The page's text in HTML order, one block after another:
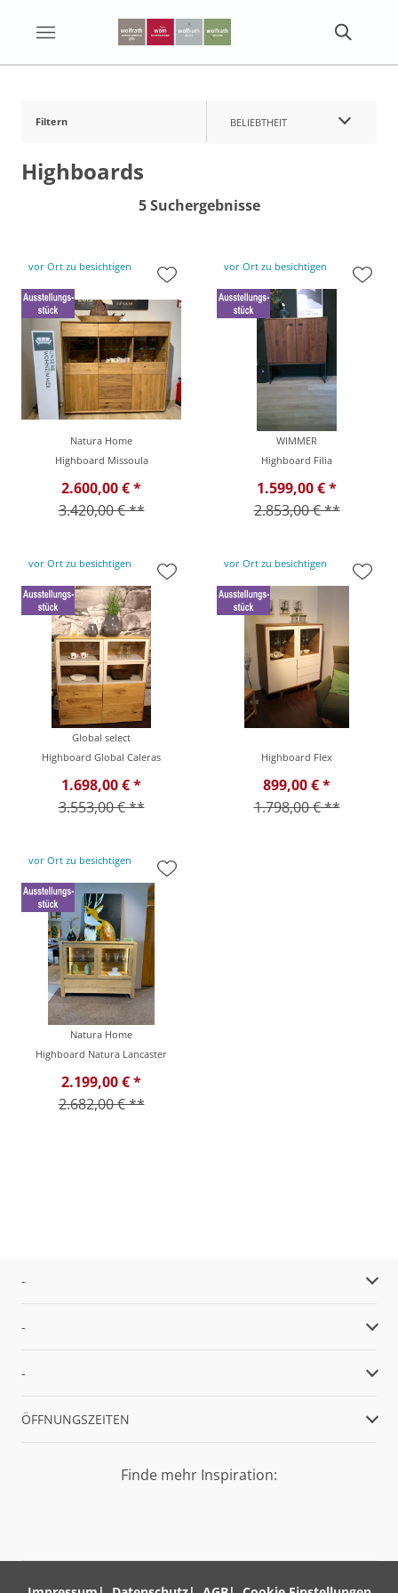
Filtern BELIEBTHEIT
Highboards
5 Suchergebnisse
vor Ort zu besichtigen
Natura Home
Highboard Missoula
2.600,00 € *
3.420,00 € **
vor Ort zu besichtigen
WIMMER
Highboard Filia
1.599,00 € *
2.853,00 € **
vor Ort zu besichtigen
Global select
Highboard Global Caleras
1.698,00 € *
3.553,00 € **
vor Ort zu besichtigen
Highboard Flex
899,00 € *
1.798,00 € **
vor Ort zu besichtigen
Natura Home
Highboard Natura Lancaster
2.199,00 € *
2.682,00 € **
-
-
-
ÖFFNUNGSZEITEN
Finde mehr Inspiration: